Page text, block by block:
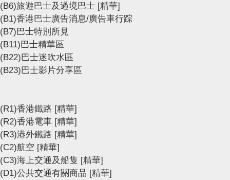
(B6)旅遊巴士及過境巴士 [精華]
(B1)香港巴士廣告消息/廣告車行踪
(B7)巴士特別所見
(B11)巴士精華區
(B22)巴士迷吹水區
(B23)巴士影片分享區
(R1)香港鐵路 [精華]
(R2)香港電車 [精華]
(R3)港外鐵路 [精華]
(C2)航空 [精華]
(C3)海上交通及船隻 [精華]
(D1)公共交通有關商品 [精華]